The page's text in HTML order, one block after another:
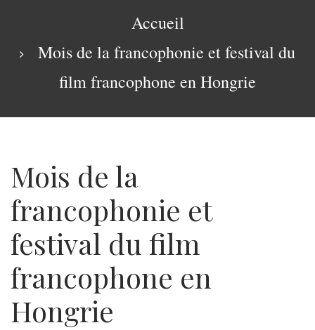
Accueil
Mois de la francophonie et festival du
film francophone en Hongrie
Mois de la
francophonie et
festival du film
francophone en
Hongrie